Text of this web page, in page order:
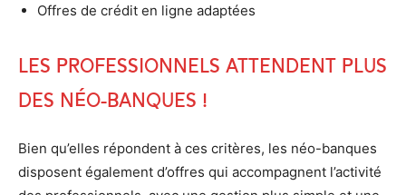
Offres de crédit en ligne adaptées
Les professionnels attendent plus
des néo-banques !
Bien qu’elles répondent à ces critères, les néo-banques
disposent également d’offres qui accompagnent l’activité